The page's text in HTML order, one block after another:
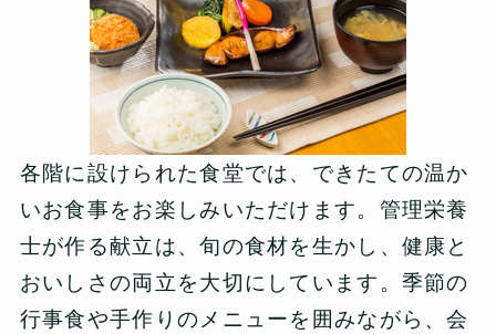
各階に設けられた食堂では、できたての温か
いお食事をお楽しみいただけます。管理栄養
士が作る献立は、旬の食材を生かし、健康と
おいしさの両立を大切にしています。季節の
行事食や手作りのメニューを囲みながら、会